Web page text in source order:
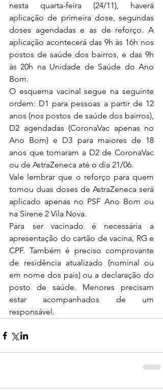
nesta quarta-feira (24/11), haverá
aplicação de primeira dose, segundas
doses agendadas e as de reforço. A
aplicação acontecerá das 9h às 16h nos
postos de saúde dos bairros, e das 9h
às 20h na Unidade de Saúde do Ano
Bom.
O esquema vacinal segue na seguinte
ordem: D1 para pessoas a partir de 12
anos (nos postos de saúde dos bairros),
D2 agendadas (CoronaVac apenas no
Ano Bom) e D3 para maiores de 18
anos que tomaram a D2 de CoronaVac
ou de AstraZeneca até o dia 21/06.
Vale lembrar que o reforço para quem
tomou duas doses de AstraZeneca será
aplicado apenas no PSF Ano Bom ou
na Sirene 2 Vila Nova.
Para ser vacinado é necessária a
apresentação do cartão de vacina, RG e
CPF. Também é preciso comprovante
de residência atualizado (nominal ou
em nome dos pais) ou a declaração do
posto de saúde. Menores precisam
estar acompanhados de um
responsável.